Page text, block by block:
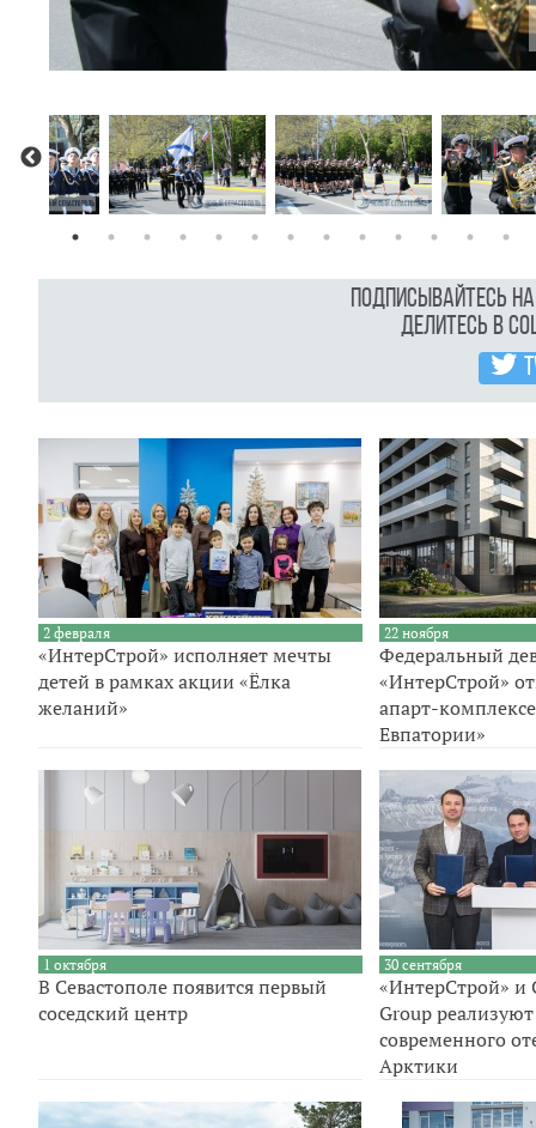
Подписывайтесь
Делитесь в
2 февраля
«ИнтерСтрой» исполняет мечты
детей в рамках акции «Ёлка
желаний»
22 ноября
Федеральный
«ИнтерСтрой»
апарт-
Евпатории»
1 октября
В Севастополе появится первый
соседский центр
30 сентября
«ИнтерСтрой» и
Group
современного
Арктики